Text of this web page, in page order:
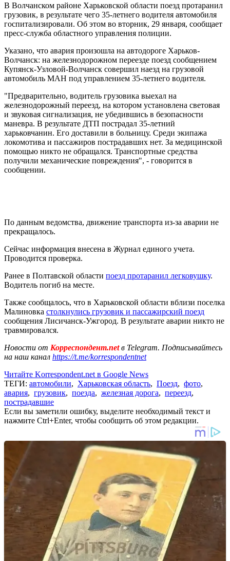
В Волчанском районе Харьковской области поезд протаранил
грузовик, в результате чего 35-летнего водителя автомобиля
госпитализировали. Об этом во вторник, 29 января, сообщает
пресс-служба областного управления полиции.
Указано, что авария произошла на автодороге Харьков-
Волчанск: на железнодорожном переезде поезд сообщением
Купянск-Узловой-Волчанск совершил наезд на грузовой
автомобиль МАН под управлением 35-летнего водителя.
"Предварительно, водитель грузовика выехал на
железнодорожный переезд, на котором установлена ​​световая
и звуковая сигнализация, не убедившись в безопасности
маневра. В результате ДТП пострадал 35-летний
харьковчанин. Его доставили в больницу. Среди экипажа
локомотива и пассажиров пострадавших нет. За медицинской
помощью никто не обращался. Транспортные средства
получили механические повреждения", - говорится в
сообщении.
По данным ведомства, движение транспорта из-за аварии не
прекращалось.
Сейчас информация внесена в Журнал единого учета.
Проводится проверка.
Ранее в Полтавской области поезд протаранил легковушку.
Водитель погиб на месте.
Также сообщалось, что в Харьковской области вблизи поселка
Малиновка столкнулись грузовик и пассажирский поезд
сообщения Лисичанск-Ужгород. В результате аварии никто не
травмировался.
Новости от Корреспондент.netв Telegram. Подписывайтесь
на наш канал https://t.me/korrespondentnet
Читайте Korrespondent.net в Google News
ТЕГИ: автомобили, Харьковская область, Поезд, фото,
авария, грузовик, поезда, железная дорога, переезд,
пострадавшие
Если вы заметили ошибку, выделите необходимый текст и
нажмите Ctrl+Enter, чтобы сообщить об этом редакции.